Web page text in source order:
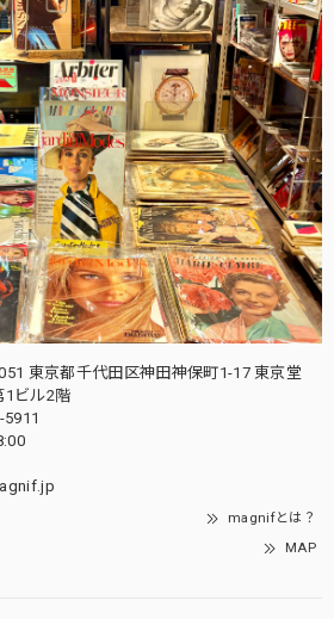
東京都千代田区神田神保町1-17 東京堂
1ビル2階
5911
magnifとは？
MAP